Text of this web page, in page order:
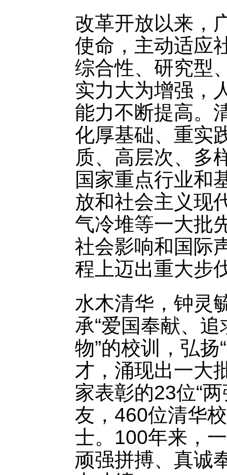
改革开放以来，
使命，主动适应
综合性、研究型
实力大为增强，
能力不断提高。
化厚基础、重实
质、高层次、多
国家重点行业和
放和社会主义现
气冷堆等一大批
社会影响和国际
程上迈出重大步
水木清华，钟灵
承“爱国奉献、
物”的校训，弘
才，涌现出一大
家表彰的23位“
友，460位清华
士。100年来，
顽强拼搏、真诚